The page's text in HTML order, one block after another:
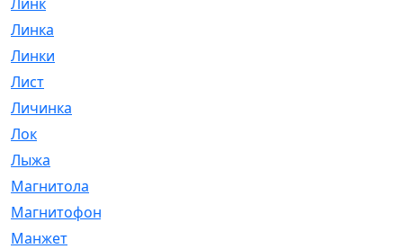
Линк
Линка
Линки
Лист
Личинка
Лок
Лыжа
Магнитола
Магнитофон
Манжет